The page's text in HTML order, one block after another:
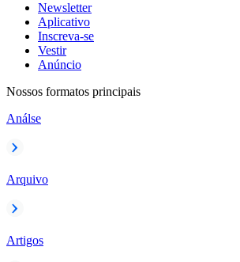
Newsletter
Aplicativo
Inscreva-se
Vestir
Anúncio
Nossos formatos principais
Análse
Arquivo
Artigos